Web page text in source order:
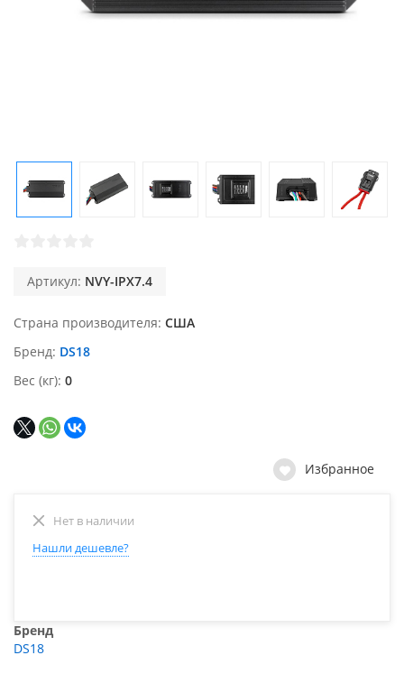
Артикул: NVY-IPX7.4
Страна производителя США
Бренд DS18
Вес (кг) 0
Избранное
Нет в наличии
Нашли дешевле?
Бренд
DS18